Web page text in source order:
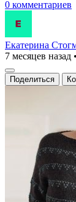
0 комментариев
Екатерина
7 месяцев назад •
Поделиться